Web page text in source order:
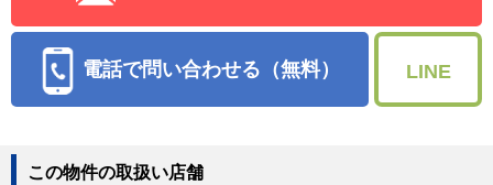
電話で問い合わせる（無料） LINE
この物件の取扱い店舗